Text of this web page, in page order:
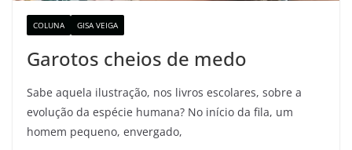
COLUNA GISA VEIGA
Garotos cheios de medo
Sabe aquela ilustração, nos livros escolares, sobre a
evolução da espécie humana? No início da fila, um
homem pequeno, envergado,